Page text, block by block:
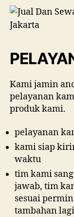
Kami jamin
pelayanan
produk kami.
pelayanan
kami siap
waktu
tim kami
jawab, tim
sesuai
tambahan